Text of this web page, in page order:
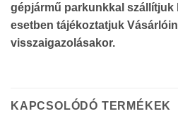
gépjármű parkunkkal szállítjuk
esetben tájékoztatjuk
visszaigazolásakor.
KAPCSOLÓDÓ TERMÉKEK